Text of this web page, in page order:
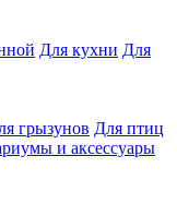
Для кухни Для
грызунов Для птиц
и аксессуары